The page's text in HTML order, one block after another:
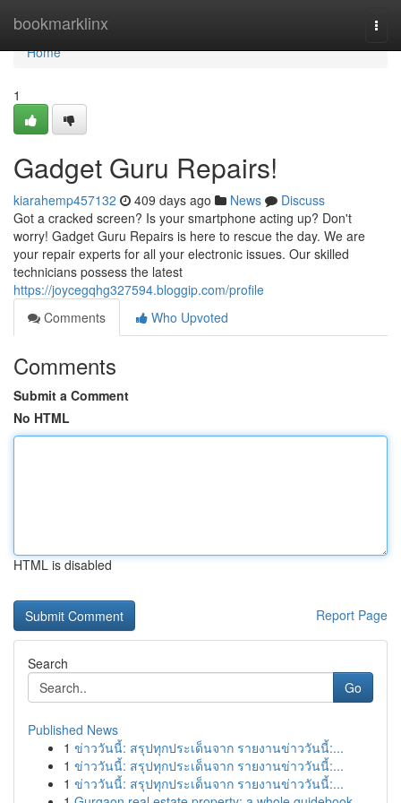
bookmarklinx
Home
Home
1
Gadget Guru Repairs!
kiarahemp457132 409 days ago News
Discuss
Got a cracked screen? Is your smartphone acting up? Don't
worry! Gadget Guru Repairs is here to rescue the day. We are
your repair experts for all your electronic issues. Our skilled
technicians possess the latest
https://joycegqhg327594.bloggip.com/profile
Comments
Who Upvoted
Comments
Submit a Comment
No HTML
HTML is disabled
Report Page
Search
Go
Published News
1 ข่าววันนี้: สรุปทุกประเด็นจาก รายงานข่าววันนี้:...
1 ข่าววันนี้: สรุปทุกประเด็นจาก รายงานข่าววันนี้:...
1 ข่าววันนี้: สรุปทุกประเด็นจาก รายงานข่าววันนี้:...